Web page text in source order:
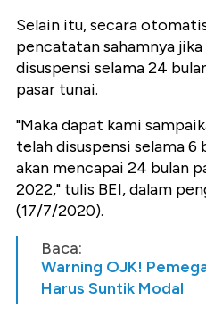
Selain itu, secara
pencatatan sahamnya
disuspensi selama 24
pasar tunai.
"Maka dapat kami
telah disuspensi selama 6
akan mencapai 24 bulan
2022," tulis BEI, dalam
(17/7/2020).
Baca:
Warning OJK!
Harus Suntik Modal